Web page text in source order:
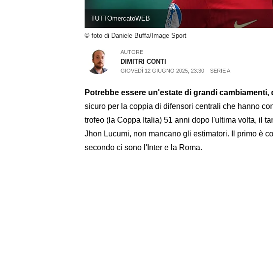
TUTTOmercatoWEB
© foto di Daniele Buffa/Image Sport
AUTORE
DIMITRI CONTI
GIOVEDÌ 12 GIUGNO 2025, 23:30 SERIE A
Potrebbe essere un'estate di grandi
sicuro per la coppia di difensori centrali che hanno
trofeo (la Coppa Italia) 51 anni dopo l'ultima volta, il
Jhon Lucumi, non mancano gli estimatori. Il primo è
secondo ci sono l'Inter e la Roma.